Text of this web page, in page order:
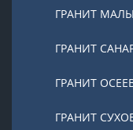
ГРАНИТ
ГРАНИТ
ГРАНИТ
ГРАНИТ